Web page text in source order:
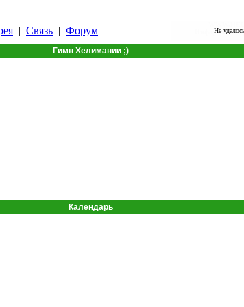
| Связь | Форум
Информация
Не
Гимн Хелимании ;)
Календарь